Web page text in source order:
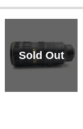
Sold Out